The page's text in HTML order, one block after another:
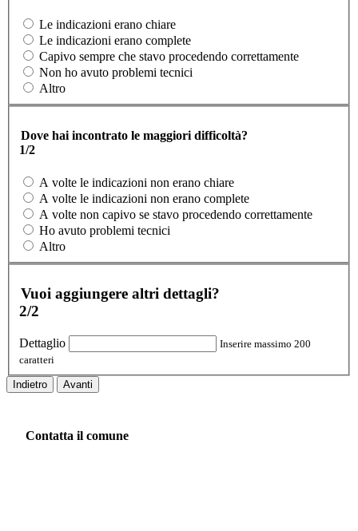
Le indicazioni erano chiare
Le indicazioni erano complete
Capivo sempre che stavo procedendo correttamente
Non ho avuto problemi tecnici
Altro
Dove hai incontrato le maggiori difficoltà?
1/2
A volte le indicazioni non erano chiare
A volte le indicazioni non erano complete
A volte non capivo se stavo procedendo correttamente
Ho avuto problemi tecnici
Altro
Vuoi aggiungere altri dettagli?
2/2
Dettaglio
Inserire massimo 200
caratteri
Indietro Avanti
Contatta il comune